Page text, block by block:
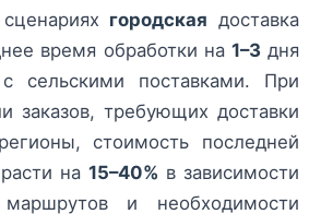
городская доставка
время обработки на 1–3дня
сельскими поставками. При
заказов, требующих доставки
стоимость последней
на 15–40% в зависимости
и необходимости